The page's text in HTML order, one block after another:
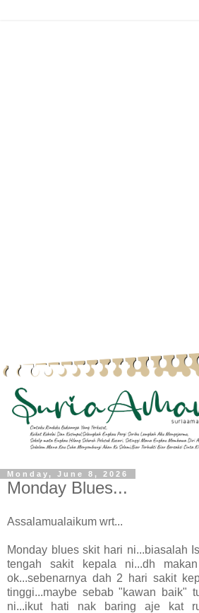
Monday, June 8, 2026
Monday Blues...
Assalamualaikum wrt...
Monday blues skit hari ni...biasalah
tengah sakit kepala ni...dh
ok...sebenarnya dah 2 hari sakit
tinggi...maybe sebab "kawan baik"
ni...ikut hati nak baring aje kat